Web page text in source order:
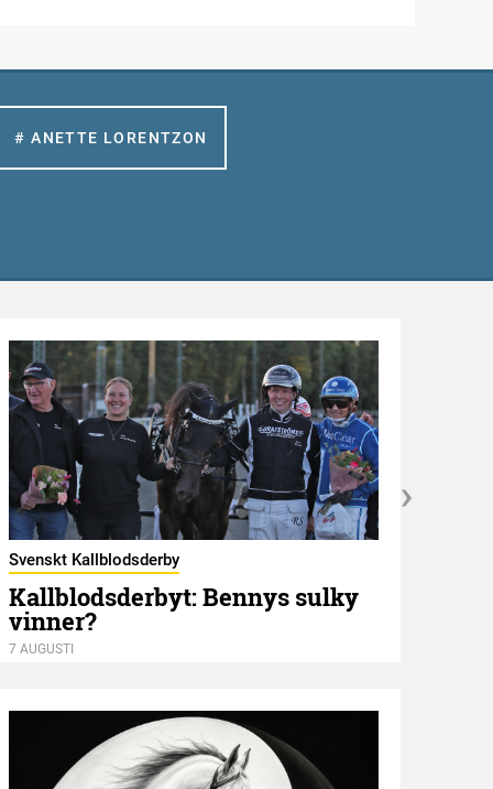
# ANETTE LORENTZON
Svenskt Kallblodsderby
Kallblodsderbyt: Bennys sulky
vinner?
7 AUGUSTI